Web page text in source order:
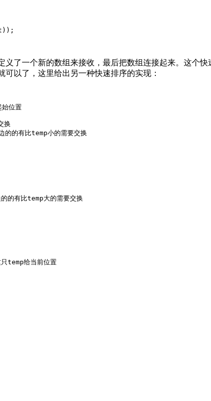
了一个新的数组来接收，最后把数组连接起来。这个
以了，这里给出另一种快速排序的实现：
位置
换
的有比temp小的需要交换
的有比temp大的需要交换
temp给当前位置